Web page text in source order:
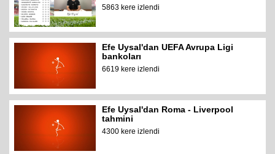
5863 kere izlendi
Efe Uysal'dan UEFA Avrupa Ligi
bankoları
6619 kere izlendi
Efe Uysal'dan Roma - Liverpool
tahmini
4300 kere izlendi